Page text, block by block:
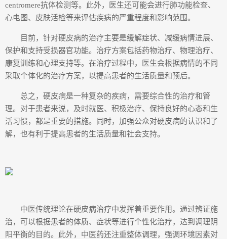
centromere抗体检测等。此外，医生还可能会进行肺功能检查、
心电图、皮肤活检等来评估疾病的严重程度和影响范围。
目前，针对硬皮病的治疗主要是缓解症状、减缓病情进展、
保护和支持受损器官功能。治疗方案包括药物治疗、物理治疗、
康复训练和心理支持等。在治疗过程中，医生会根据病情的不同
采取个体化的治疗方案，以提高患者的生活质量和预后。
总之，硬皮病是一种复杂的疾病，需要综合性的治疗和管
理。对于患者来说，及时就医、积极治疗、保持良好的心态和生
活习惯，都是重要的措施。同时，加强公众对硬皮病的认识和了
解，也有利于提高患者的生活质量和社会支持。
中医传统理论在硬皮病治疗中发挥着重要作用。通过辨证施
治，可以根据患者的体质、症状等进行个性化治疗，达到调理阴
阳平衡的目的。此外，中医药还注重整体调理，强调环境因素对